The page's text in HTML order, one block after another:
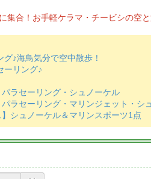
集合！お手軽ケラマ・チービシの空
♪海鳥気分で空中散歩！
ーリング♪
パラセーリング・シュノーケル
パラセーリング・マリンジェット・シ
】シュノーケル＆マリンスポーツ1点